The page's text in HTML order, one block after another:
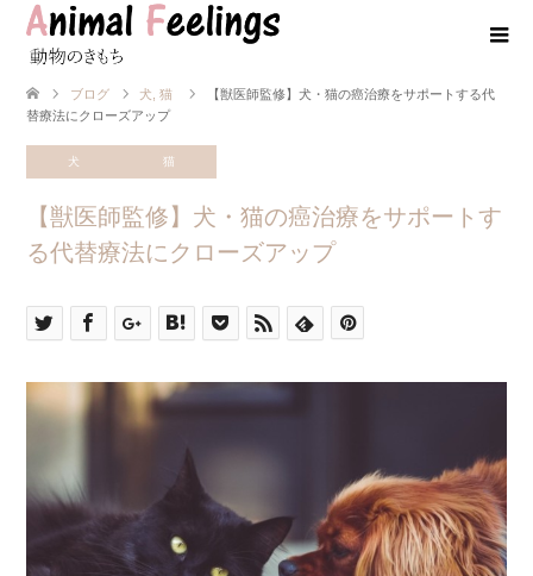
ブログ 犬 猫
【獣医師監修】犬・猫の癌治療をサポートする代
替療法にクローズアップ
犬 猫
【獣医師監修】犬・猫の癌治療をサポートす
る代替療法にクローズアップ